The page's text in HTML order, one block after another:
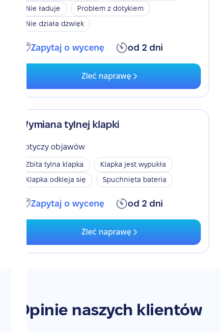
Nie ładuje
Problem z dotykiem
Nie działa dzwięk
Zapytaj o wycenę od 2 dni
Zleć naprawę
Wymiana tylnej klapki
Dotyczy objawów
Zbita tylna klapka
Klapka jest wypukła
Klapka odkleja się
Spuchnięta bateria
Zapytaj o wycenę od 2 dni
Zleć naprawę
Opinie naszych klientów